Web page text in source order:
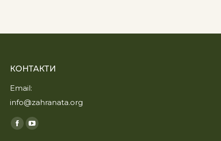
КОНТАКТИ
Email:
info@zahranata.org
Find us on:
Facebook
YouTube